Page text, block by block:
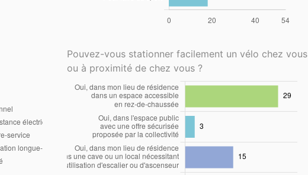
Pouvez-vous stationner facilement un vélo chez vous
ou à proximité de chez vous ?